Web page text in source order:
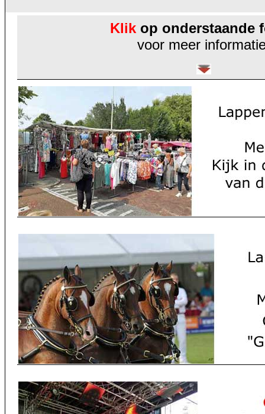
Klik op onderstaande
voor meer